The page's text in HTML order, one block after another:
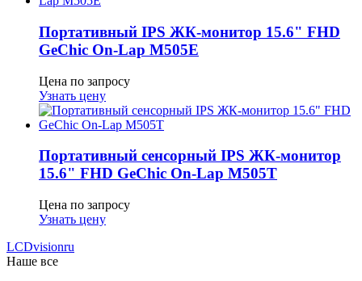
Портативный IPS ЖК-монитор 15.6" FHD
GeСhic On-Lap M505E
Цена по запросу
Узнать цену
Портативный сенсорный IPS ЖК-монитор
15.6" FHD GeСhic On-Lap M505T
Цена по запросу
Узнать цену
LCDvisionru
Наше все